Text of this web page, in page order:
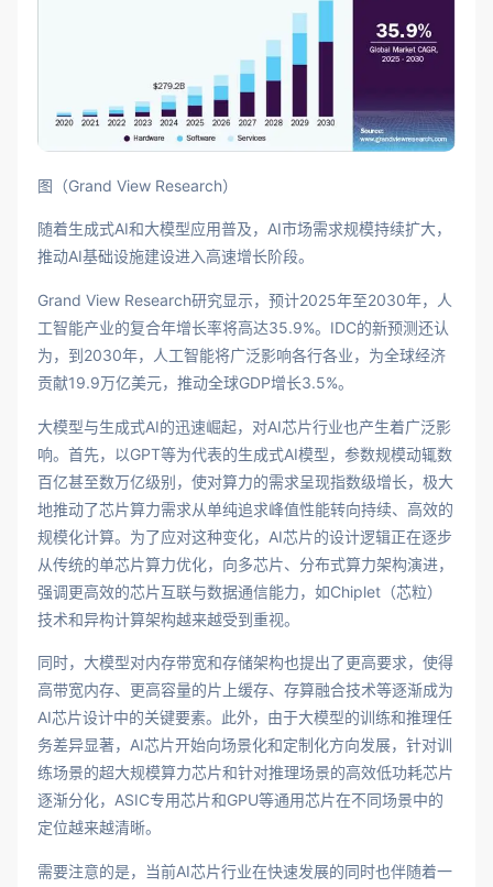
图（Grand View Research）
随着生成式AI和大模型应用普及，AI市场需求规模持续扩大，
推动AI基础设施建设进入高速增长阶段。
Grand View Research研究显示，预计2025年至2030年，人
工智能产业的复合年增长率将高达35.9%。IDC的新预测还认
为，到2030年，人工智能将广泛影响各行各业，为全球经济
贡献19.9万亿美元，推动全球GDP增长3.5%。
大模型与生成式AI的迅速崛起，对AI芯片行业也产生着广泛影
响。首先，以GPT等为代表的生成式AI模型，参数规模动辄数
百亿甚至数万亿级别，使对算力的需求呈现指数级增长，极大
地推动了芯片算力需求从单纯追求峰值性能转向持续、高效的
规模化计算。为了应对这种变化，AI芯片的设计逻辑正在逐步
从传统的单芯片算力优化，向多芯片、分布式算力架构演进，
强调更高效的芯片互联与数据通信能力，如Chiplet（芯粒）
技术和异构计算架构越来越受到重视。
同时，大模型对内存带宽和存储架构也提出了更高要求，使得
高带宽内存、更高容量的片上缓存、存算融合技术等逐渐成为
AI芯片设计中的关键要素。此外，由于大模型的训练和推理任
务差异显著，AI芯片开始向场景化和定制化方向发展，针对训
练场景的超大规模算力芯片和针对推理场景的高效低功耗芯片
逐渐分化，ASIC专用芯片和GPU等通用芯片在不同场景中的
定位越来越清晰。
需要注意的是，当前AI芯片行业在快速发展的同时也伴随着一